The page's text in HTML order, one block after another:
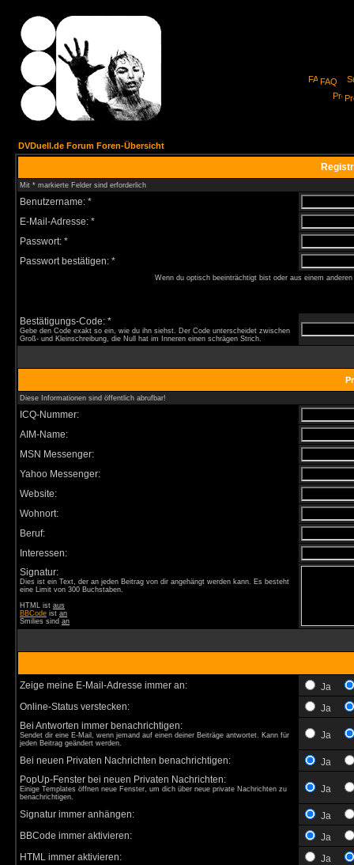
FAQ
DVDuell.de Forum Foren-Übersicht
Mit * markierte Felder sind erforderlich
Benutzername: *
E-Mail-Adresse: *
Passwort: *
Passwort bestätigen: *
Wenn du optisch beeinträchtigt bist oder aus einem
Bestätigungs-Code: *
Gebe den Code exakt so ein, wie du ihn siehst. Der Code unterscheidet zwischen
Groß- und Kleinschreibung, die Null hat im Inneren einen schrägen Strich.
Diese Informationen sind öffentlich abrufbar!
ICQ-Nummer:
AIM-Name:
MSN Messenger:
Yahoo Messenger:
Website:
Wohnort:
Beruf:
Interessen:
Signatur:
Dies ist ein Text, der an jeden Beitrag von dir angehängt werden kann. Es besteht
eine Limit von 300 Buchstaben.
HTML ist aus
BBCode ist an
Smilies sind an
Zeige meine E-Mail-Adresse immer an:
Ja
Online-Status verstecken:
Ja
Bei Antworten immer benachrichtigen:
Sendet dir eine E-Mail, wenn jemand auf einen deiner Beiträge antwortet. Kann für
jeden Beitrag geändert werden.
Ja
Bei neuen Privaten Nachrichten benachrichtigen:
Ja
PopUp-Fenster bei neuen Privaten Nachrichten:
Einige Templates öffnen neue Fenster, um dich über neue private Nachrichten zu
benachrichtigen.
Ja
Signatur immer anhängen:
Ja
BBCode immer aktivieren:
Ja
HTML immer aktivieren:
Ja